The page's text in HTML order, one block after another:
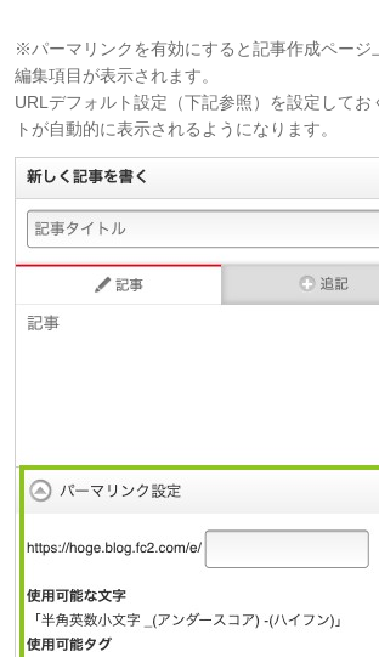
※パーマリンクを有効にすると記事作成ページ
編集項目が表示されます。
URLデフォルト設定（下記参照）を設定してお
トが自動的に表示されるようになります。